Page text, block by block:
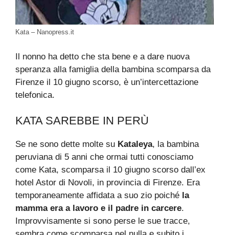
Kata – Nanopress.it
Il nonno ha detto che sta bene e a dare nuova
speranza alla famiglia della bambina scomparsa da
Firenze il 10 giugno scorso, è un’intercettazione
telefonica.
KATA SAREBBE IN PERÙ
Se ne sono dette molte su Kataleya, la bambina
peruviana di 5 anni che ormai tutti conosciamo
come Kata, scomparsa il 10 giugno scorso dall’ex
hotel Astor di Novoli, in provincia di Firenze. Era
temporaneamente affidata a suo zio poiché la
mamma era a lavoro e il padre in carcere.
Improvvisamente si sono perse le sue tracce,